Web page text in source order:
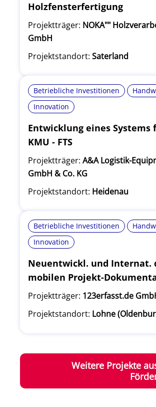
Holzfensterfertigung
Projektträger: NOKA""
GmbH
Projektstandort: Saterland
Betriebliche Investitionen
Innovation
Entwicklung eines Systems
KMU - FTS
Projektträger: A&A Logistik-
GmbH & Co. KG
Projektstandort: Heidenau
Betriebliche Investitionen
Innovation
Neuentwickl. und Internat.
mobilen Projekt-
Projektträger: 123erfasst.de
Projektstandort: Lohne
Weitere Projekte